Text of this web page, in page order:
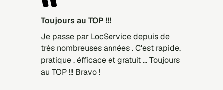
Toujours au TOP !!!
Je passe par LocService depuis de
très nombreuses années . C'est rapide,
pratique , éfficace et gratuit ... Toujours
au TOP !!! Bravo !